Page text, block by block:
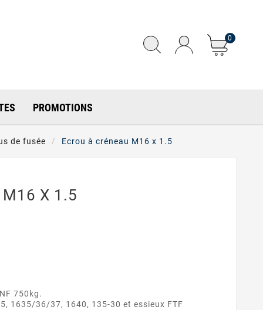
0
PROMOTIONS
de fusée Ecrou à créneau M16 x 1.5
X 1.5
NF 750kg.
1635/36/37, 1640, 135-30 et essieux FTF